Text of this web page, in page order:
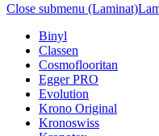
Close submenu (Laminat)
Binyl
Classen
Cosmoflooritan
Egger PRO
Evolution
Krono Original
Kronoswiss